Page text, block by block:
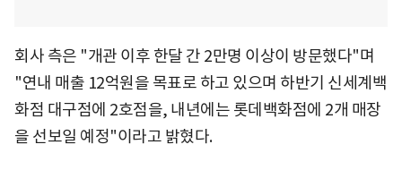
회사 측은 "개관 이후 한달 간 2만명 이상이 방문했다"며
"연내 매출 12억원을 목표로 하고 있으며 하반기 신세계백
화점 대구점에 2호점을, 내년에는 롯데백화점에 2개 매장
을 선보일 예정"이라고 밝혔다.